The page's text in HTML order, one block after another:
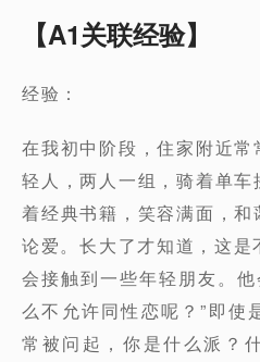
【A1关联经验】
经验：
在我初中阶段，住家附近
轻人，两人一组，骑着单
着经典书籍，笑容满面，
论爱。长大了才知道，这
会接触到一些年轻朋友。
么不允许同性恋呢？”即使
常被问起，你是什么派？